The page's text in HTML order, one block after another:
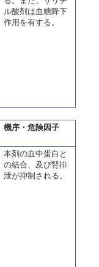
ル酸剤は血糖降下
作用を有する。
機序・危険因子
本剤の血中蛋白と
の結合、及び腎排
泄が抑制される。